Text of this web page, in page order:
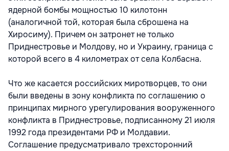
ядерной бомбы мощностью 10 килотонн
(аналогичной той, которая была сброшена на
Хиросиму). Причем он затронет не только
Приднестровье и Молдову, но и Украину, граница с
которой всего в 4 километрах от села Колбасна.
Что же касается российских миротворцев, то они
были введены в зону конфликта по соглашению о
принципах мирного урегулирования вооруженного
конфликта в Приднестровье, подписанному 21 июля
1992 года президентами РФ и Молдавии.
Соглашение предусматривало трехсторонний